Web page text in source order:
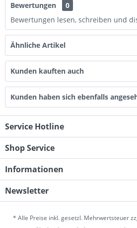
Bewertungen
0
Bewertungen lesen, schreiben und
Ähnliche Artikel
Kunden kauften auch
Kunden haben sich ebenfalls
Service Hotline
Shop Service
Informationen
Newsletter
* Alle Preise inkl. gesetzl. Mehrwertsteuer